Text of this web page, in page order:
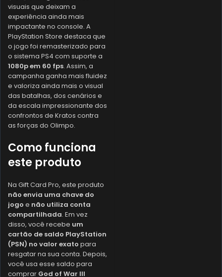
visuais que deixam a
experiência ainda mais
impactante no console. A
PlayStation Store destaca que
o jogo foi remasterizado para
o sistema PS4 com suporte a
1080p em 60 fps. Assim, a
campanha ganha mais fluidez
e valoriza ainda mais o visual
das batalhas, dos cenários e
da escala impressionante dos
confrontos de Kratos contra
as forças do Olimpo.
Como funciona
este produto
Na Gift Card Pro, este produto
não envia uma chave do
jogo e não utiliza conta
compartilhada. Em vez
disso, você recebe um
cartão de saldo PlayStation
(PSN) no valor exato para
resgatar na sua conta. Depois,
você usa esse saldo para
comprar God of War III